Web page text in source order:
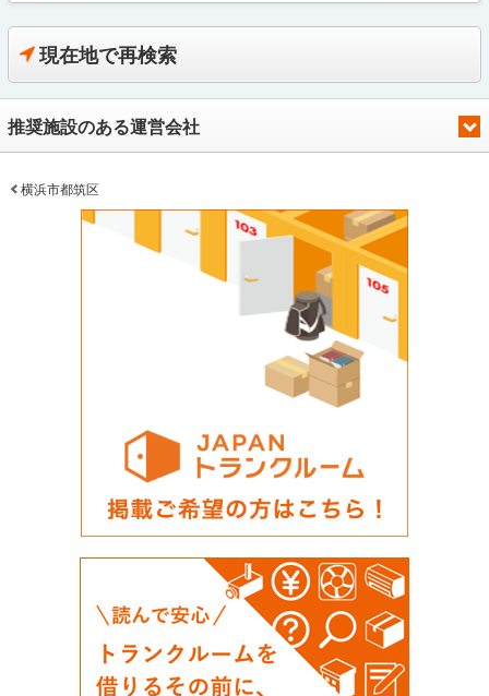
現在地で再検索
推奨施設のある運営会社
横浜市都筑区